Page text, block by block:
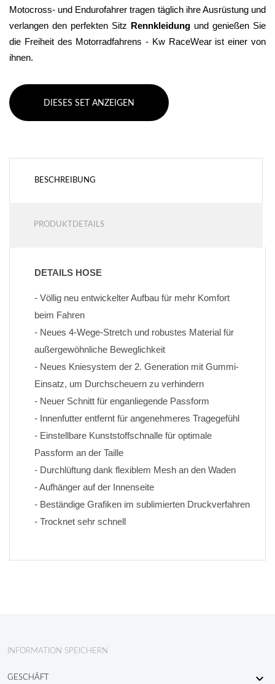
Motocross- und Endurofahrer tragen täglich ihre Ausrüstung und
verlangen den perfekten Sitz
Rennkleidung und genießen Sie
die Freiheit des Motorradfahrens - Kw RaceWear ist einer von
ihnen.
DIESES SET ANZEIGEN
BESCHREIBUNG
PRODUKTDETAILS
DETAILS HOSE
- Völlig neu entwickelter Aufbau für mehr Komfort
beim Fahren
- Neues 4-Wege-Stretch und robustes Material für
außergewöhnliche Beweglichkeit
- Neues Kniesystem der 2. Generation mit Gummi-
Einsatz, um Durchscheuern zu verhindern
- Neuer Schnitt für enganliegende Passform
- Innenfutter entfernt für angenehmeres Tragegefühl
- Einstellbare Kunststoffschnalle für optimale
Passform an der Taille
- Durchlüftung dank flexiblem Mesh an den Waden
- Aufhänger auf der Innenseite
- Trocknet sehr schnell
INFORMATION SPEICHERN
GESCHÄFT 